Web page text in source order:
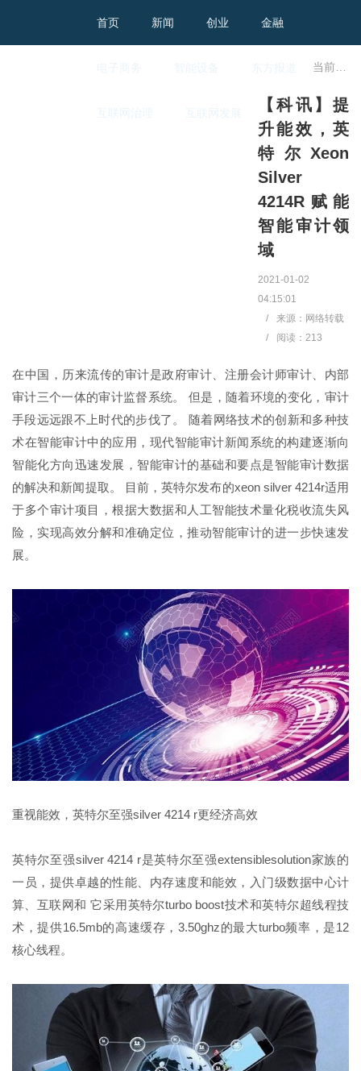
首页 新闻 创业 金融
【科讯】提
升能效，英
特尔Xeon
Silver
4214R赋能
智能审计领
域
2021-01-02
04:15:01
/
来源：网络转载
/
阅读： 213
在中国，历来流传的审计是政府审计、注册会计师审计、内部
审计三个一体的审计监督系统。 但是，随着环境的变化，审计
手段远远跟不上时代的步伐了。 随着网络技术的创新和多种技
术在智能审计中的应用，现代智能审计新闻系统的构建逐渐向
智能化方向迅速发展，智能审计的基础和要点是智能审计数据
的解决和新闻提取。 目前，英特尔发布的xeon silver 4214r适用
于多个审计项目，根据大数据和人工智能技术量化税收流失风
险，实现高效分解和准确定位，推动智能审计的进一步快速发
展。
重视能效，英特尔至强silver 4214 r更经济高效
英特尔至强silver 4214 r是英特尔至强extensiblesolution家族的
一员，提供卓越的性能、内存速度和能效，入门级数据中心计
算、互联网和 它采用英特尔turbo boost技术和英特尔超线程技
术，提供16.5mb的高速缓存，3.50ghz的最大turbo频率，是12
核心线程。